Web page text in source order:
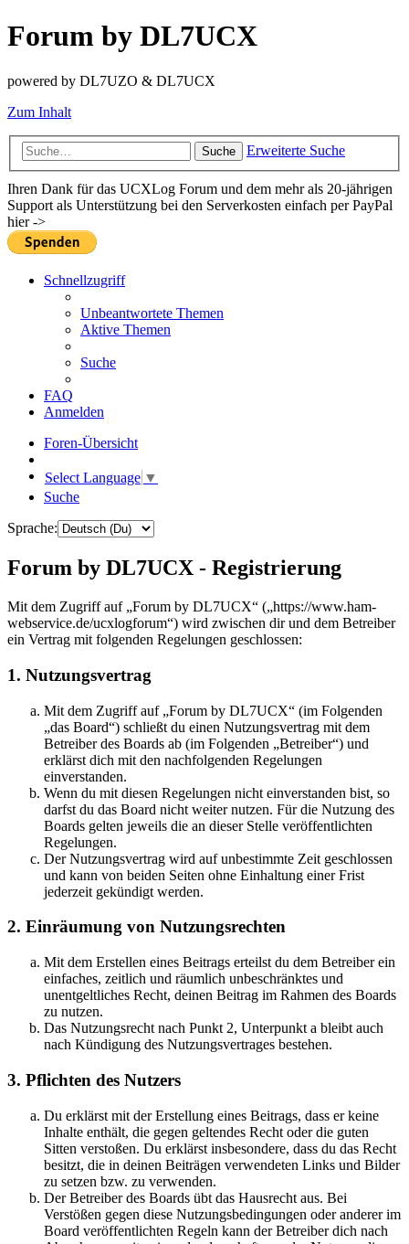
Forum by DL7UCX
powered by DL7UZO & DL7UCX
Zum Inhalt
Suche Erweiterte Suche
Ihren Dank für das UCXLog Forum und dem mehr als 20-jährigen
Support als Unterstützung bei den Serverkosten einfach per PayPal
hier ->
Schnellzugriff
Unbeantwortete Themen
Aktive Themen
Suche
FAQ
Anmelden
Foren-Übersicht
Select Language ▼
Suche
Sprache:
Forum by DL7UCX - Registrierung
Mit dem Zugriff auf „Forum by DL7UCX“ („https://www.ham-
webservice.de/ucxlogforum“) wird zwischen dir und dem Betreiber
ein Vertrag mit folgenden Regelungen geschlossen:
1. Nutzungsvertrag
Mit dem Zugriff auf „Forum by DL7UCX“ (im Folgenden
„das Board“) schließt du einen Nutzungsvertrag mit dem
Betreiber des Boards ab (im Folgenden „Betreiber“) und
erklärst dich mit den nachfolgenden Regelungen
einverstanden.
Wenn du mit diesen Regelungen nicht einverstanden bist, so
darfst du das Board nicht weiter nutzen. Für die Nutzung des
Boards gelten jeweils die an dieser Stelle veröffentlichten
Regelungen.
Der Nutzungsvertrag wird auf unbestimmte Zeit geschlossen
und kann von beiden Seiten ohne Einhaltung einer Frist
jederzeit gekündigt werden.
2. Einräumung von Nutzungsrechten
Mit dem Erstellen eines Beitrags erteilst du dem Betreiber ein
einfaches, zeitlich und räumlich unbeschränktes und
unentgeltliches Recht, deinen Beitrag im Rahmen des Boards
zu nutzen.
Das Nutzungsrecht nach Punkt 2, Unterpunkt a bleibt auch
nach Kündigung des Nutzungsvertrages bestehen.
3. Pflichten des Nutzers
Du erklärst mit der Erstellung eines Beitrags, dass er keine
Inhalte enthält, die gegen geltendes Recht oder die guten
Sitten verstoßen. Du erklärst insbesondere, dass du das Recht
besitzt, die in deinen Beiträgen verwendeten Links und Bilder
zu setzen bzw. zu verwenden.
Der Betreiber des Boards übt das Hausrecht aus. Bei
Verstößen gegen diese Nutzungsbedingungen oder anderer im
Board veröffentlichten Regeln kann der Betreiber dich nach